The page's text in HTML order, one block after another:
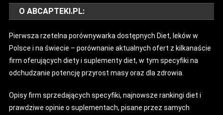
O ABCAPTEKI.PL:
Pierwsza rzetelna porównywarka dostępnych Diet, leków w
Polsce i na świecie – porównanie aktualnych ofert z kilkanaście
firm oferujących diety i suplementy diet, w tym specyfiki na
odchudzanie potencję przyrost masy oraz dla zdrowia.
Opisy firm sprzedających specyfiki, najnowsze rankingi diet i
prawdziwe opinie o suplementach, pisane przez samych